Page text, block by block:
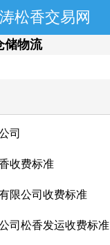
松香交易网
储物流
司
收费标准
限公司收费标准
司松香发运收费标准